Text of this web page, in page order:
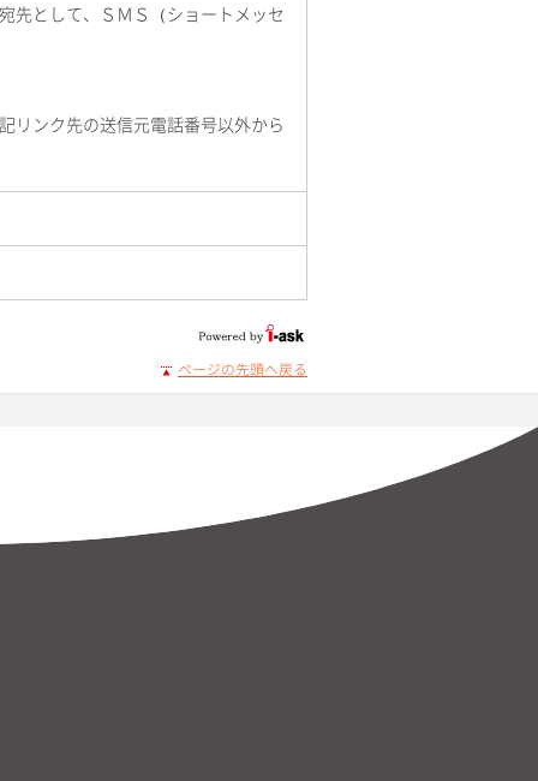
先として、ＳＭＳ（ショートメッセ
リンク先の送信元電話番号以外から
ページの先頭へ戻る